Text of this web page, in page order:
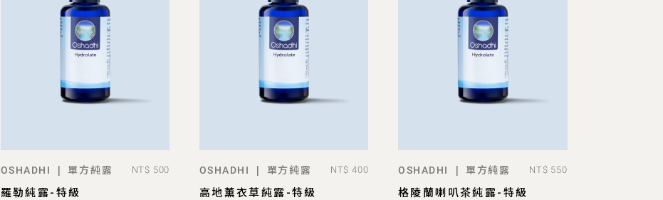
ADD TO BAG
OSHADHI | 單方純露 NT$ 500
羅勒純露-特級
ADD TO BAG
OSHADHI | 單方純露 NT$ 400
高地薰衣草純露-特級
ADD TO BAG
OSHADHI | 單方純露 NT$ 550
格陵蘭喇叭茶純露-特級